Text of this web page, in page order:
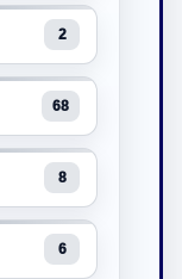
2
68
8
6